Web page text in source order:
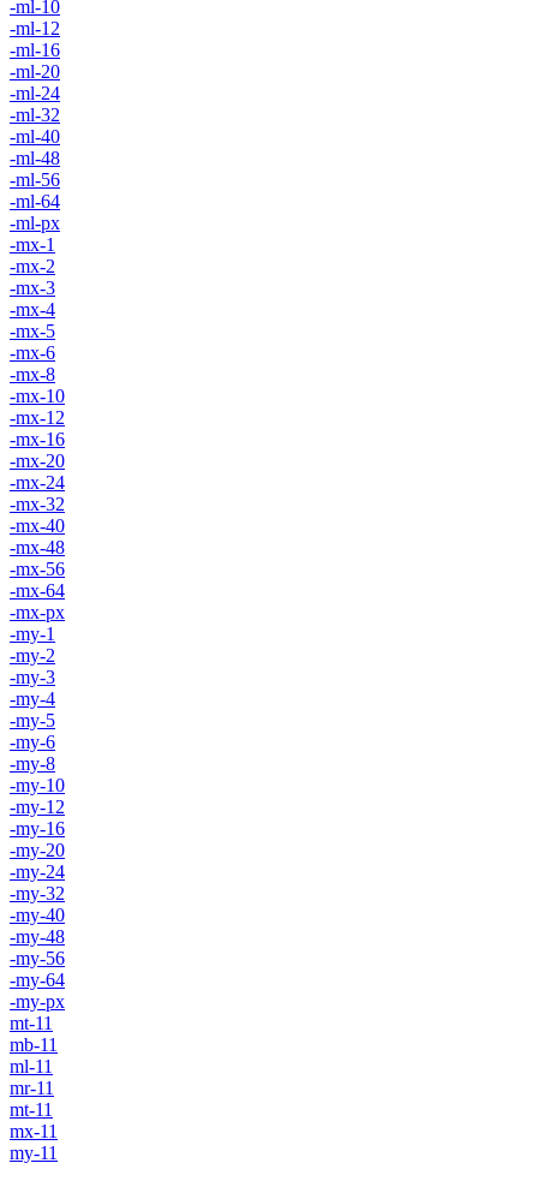
-ml-10
-ml-12
-ml-16
-ml-20
-ml-24
-ml-32
-ml-40
-ml-48
-ml-56
-ml-64
-ml-px
-mx-1
-mx-2
-mx-3
-mx-4
-mx-5
-mx-6
-mx-8
-mx-10
-mx-12
-mx-16
-mx-20
-mx-24
-mx-32
-mx-40
-mx-48
-mx-56
-mx-64
-mx-px
-my-1
-my-2
-my-3
-my-4
-my-5
-my-6
-my-8
-my-10
-my-12
-my-16
-my-20
-my-24
-my-32
-my-40
-my-48
-my-56
-my-64
-my-px
mt-11
mb-11
ml-11
mr-11
mt-11
mx-11
my-11